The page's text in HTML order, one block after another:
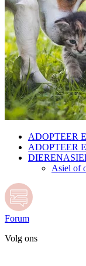
ADOPTEER
ADOPTEER
Asiel of
Forum
Volg ons